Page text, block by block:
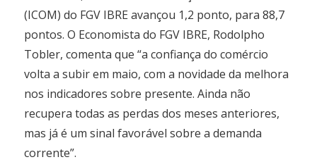
(ICOM) do FGV IBRE avançou 1,2 ponto, para 88,7
pontos. O Economista do FGV IBRE, Rodolpho
Tobler, comenta que “a confiança do comércio
volta a subir em maio, com a novidade da melhora
nos indicadores sobre presente. Ainda não
recupera todas as perdas dos meses anteriores,
mas já é um sinal favorável sobre a demanda
corrente”.